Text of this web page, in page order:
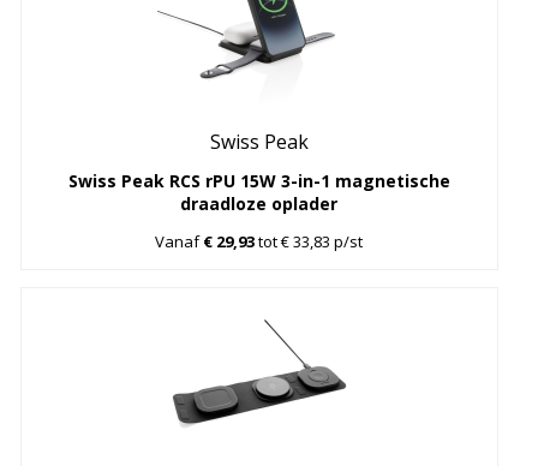
Swiss Peak
Swiss Peak RCS rPU 15W 3-in-1 magnetische
draadloze oplader
Vanaf€ 29,93tot € 33,83 p/st